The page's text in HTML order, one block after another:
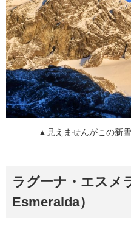
▲見えませんがこの新
ラグーナ・エスメ
Esmeralda）